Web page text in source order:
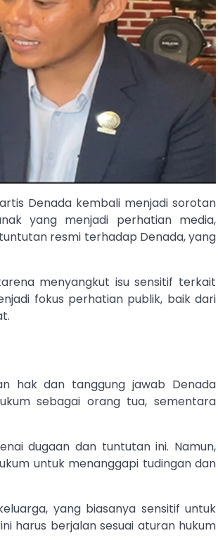
Denada kembali menjadi sorotan
yang menjadi perhatian media,
resmi terhadap Denada, yang
menyangkut isu sensitif terkait
fokus perhatian publik, baik dari
hak dan tanggung jawab Denada
sebagai orang tua, sementara
dugaan dan tuntutan ini. Namun,
untuk menanggapi tudingan dan
yang biasanya sensitif untuk
harus berjalan sesuai aturan hukum